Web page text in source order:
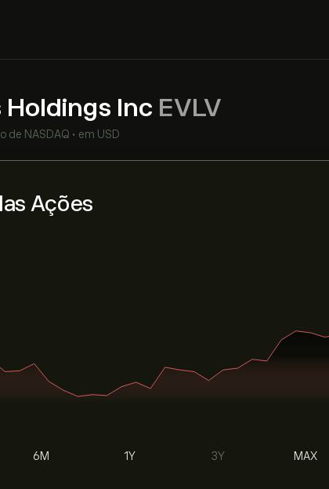
Holdings Inc EVLV
de NASDAQ • em USD
Ações
6M 1Y 3Y MAX